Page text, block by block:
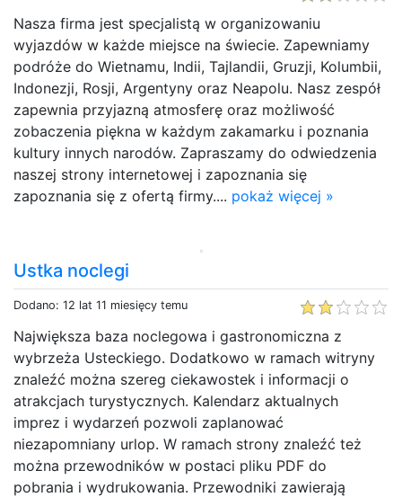
Nasza firma jest specjalistą w organizowaniu
wyjazdów w każde miejsce na świecie. Zapewniamy
podróże do Wietnamu, Indii, Tajlandii, Gruzji, Kolumbii,
Indonezji, Rosji, Argentyny oraz Neapolu. Nasz zespół
zapewnia przyjazną atmosferę oraz możliwość
zobaczenia piękna w każdym zakamarku i poznania
kultury innych narodów. Zapraszamy do odwiedzenia
naszej strony internetowej i zapoznania się
zapoznania się z ofertą firmy.... pokaż więcej »
Ustka noclegi
Dodano: 12 lat 11 miesięcy temu
Największa baza noclegowa i gastronomiczna z
wybrzeża Usteckiego. Dodatkowo w ramach witryny
znaleźć można szereg ciekawostek i informacji o
atrakcjach turystycznych. Kalendarz aktualnych
imprez i wydarzeń pozwoli zaplanować
niezapomniany urlop. W ramach strony znaleźć też
można przewodników w postaci pliku PDF do
pobrania i wydrukowania. Przewodniki zawierają